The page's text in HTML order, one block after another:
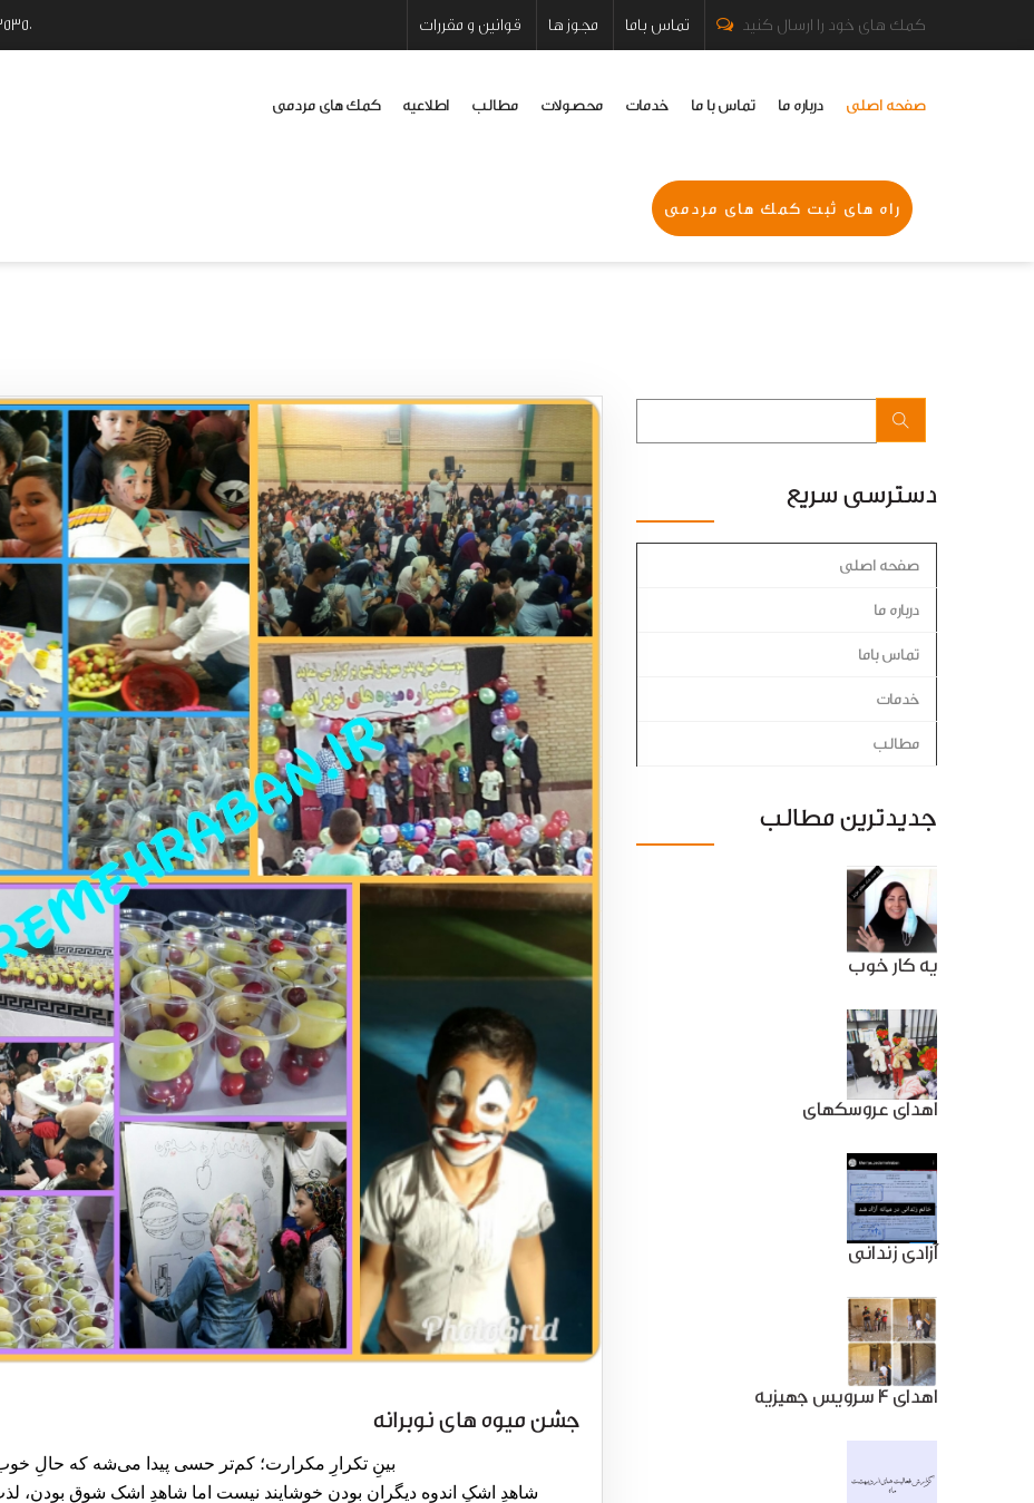
قوانین و مقررات مجوز ها تماس باما کمک های خود را ارسال کنید
صفحه اصلی درباره ما تماس با ما خدمات محصولات مطالب اطلاعیه کمک های مردمی
راه های ثبت کمک های مردمی
جشن میوه های نوبرانه
بینِ تکرارِ مکرارت؛ کم‌تر حسی پیدا می‌شه که حال‌ِ خوب
شاهدِ اشکِ اندوه دیگران بودن خوشایند نیست اما شاهدِ اشک شوق بودن،
دسترسی سریع
صفحه اصلی
درباره ما
تماس باما
خدمات
مطالب
جدیدترین مطالب
یه کار خوب
اهدای عروسکهای
آزادی زندانی
اهدای 4 سرویس جهیزیه